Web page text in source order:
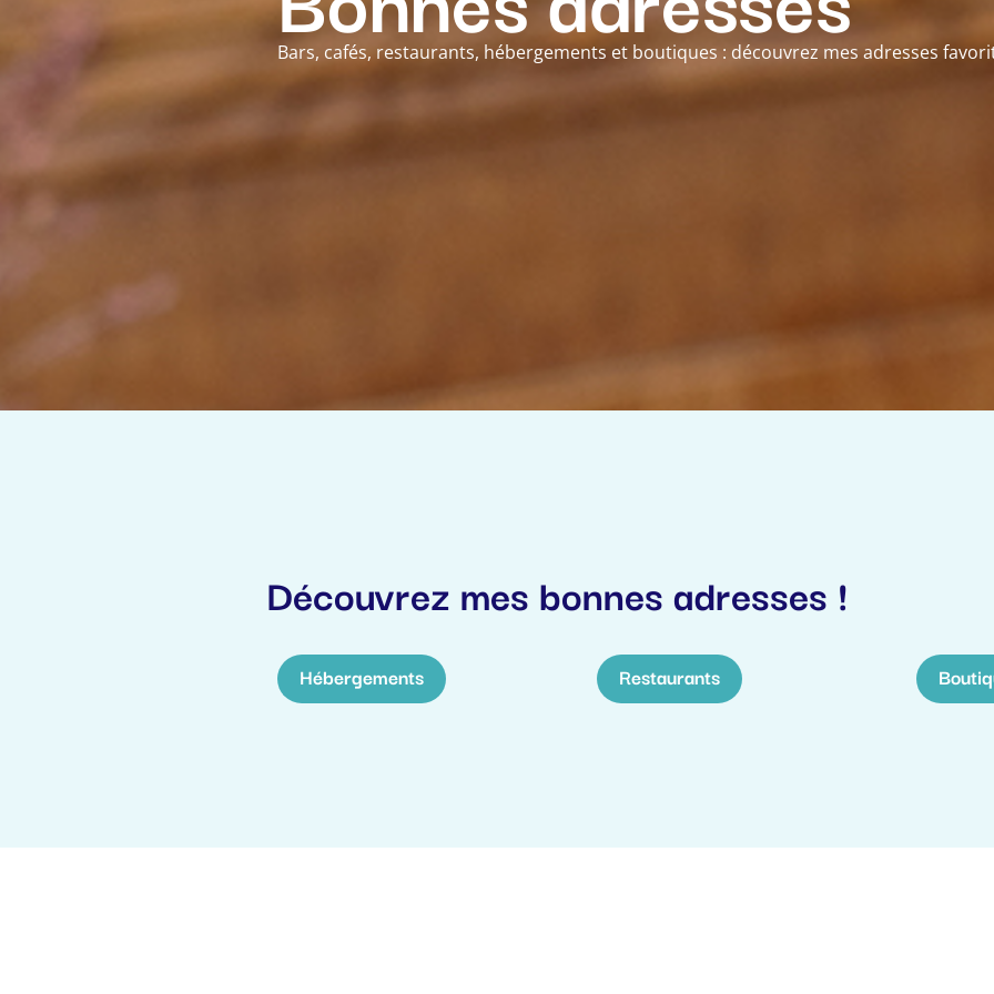
Bars, cafés, restaurants, hébergements et boutiques : découvrez mes adresses
Découvrez mes bonnes adresses !
Hébergements Restaurants